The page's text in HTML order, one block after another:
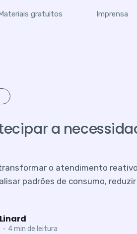
gratuitos Imprensa
a
o atendimento
padrões de consumo,
• 4 min de leitura